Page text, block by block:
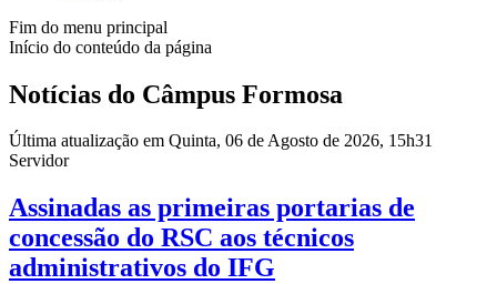
Fim do menu principal
Início do conteúdo da página
Notícias do Câmpus Formosa
Última atualização em Quinta, 06 de Agosto de 2026, 15h31
Servidor
Assinadas as primeiras portarias de
concessão do RSC aos técnicos
administrativos do IFG